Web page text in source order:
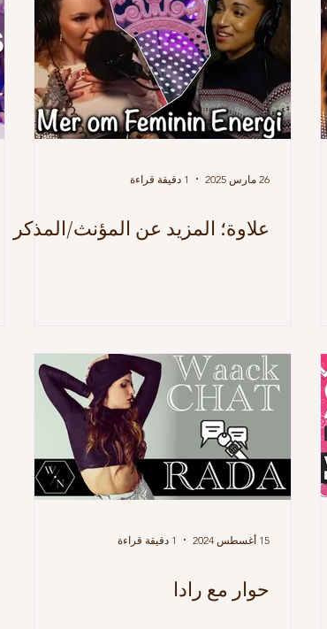
26 مارس 2025 1 دقيقة قراءة
علاوة؛ المزيد عن المؤنث/المذكر
15 أغسطس 2024 1 دقيقة قراءة
حوار مع رادا